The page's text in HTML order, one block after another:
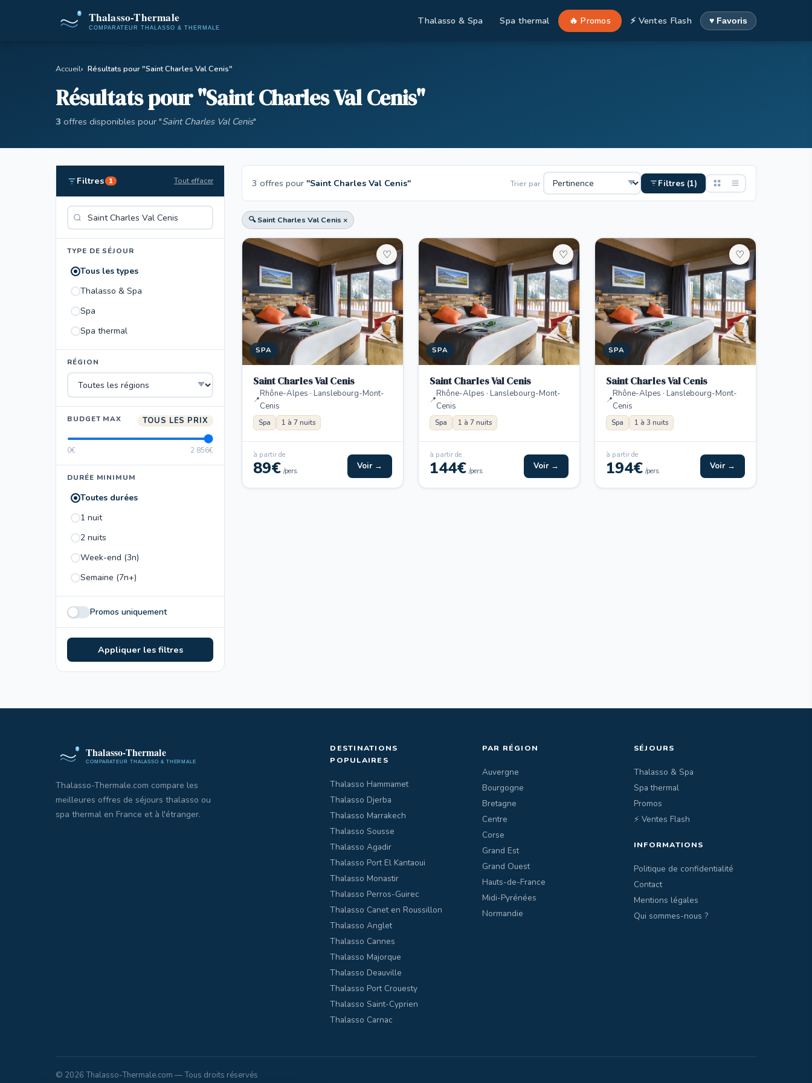
Thalasso & Spa Spa thermal 🔥 Promos ⚡ Ventes Flash ♥ Favoris
Accueil Résultats pour "Saint Charles Val Cenis"
Résultats pour "Saint Charles Val Cenis"
3 offres disponibles pour "Saint Charles Val Cenis"
Filtres 1 Tout effacer
TYPE DE SÉJOUR
Tous les types
Thalasso & Spa
Spa
Spa thermal
RÉGION
BUDGET MAX TOUS LES PRIX
0€ 2 856€
DURÉE MINIMUM
Toutes durées
1 nuit
2 nuits
Week-end (3n)
Semaine (7n+)
Promos uniquement
Appliquer les filtres
3 offres pour "Saint Charles Val Cenis" Trier par Filtres (1)
🔍 Saint Charles Val Cenis ×
SPA
♡
Saint Charles Val Cenis
Rhône-Alpes · Lanslebourg-Mont-
Cenis
Spa 1 à 7 nuits
à partir de
89€ /pers. Voir →
SPA
♡
Saint Charles Val Cenis
Rhône-Alpes · Lanslebourg-Mont-
Cenis
Spa 1 à 7 nuits
à partir de
144€ /pers. Voir →
SPA
♡
Saint Charles Val Cenis
Rhône-Alpes · Lanslebourg-Mont-
Cenis
Spa 1 à 3 nuits
à partir de
194€ /pers. Voir →
Thalasso-Thermale.com compare les
meilleures offres de séjours thalasso ou
spa thermal en France et à l'étranger.
DESTINATIONS
POPULAIRES
Thalasso Hammamet
Thalasso Djerba
Thalasso Marrakech
Thalasso Sousse
Thalasso Agadir
Thalasso Port El Kantaoui
Thalasso Monastir
Thalasso Perros-Guirec
Thalasso Canet en Roussillon
Thalasso Anglet
Thalasso Cannes
Thalasso Majorque
Thalasso Deauville
Thalasso Port Crouesty
Thalasso Saint-Cyprien
Thalasso Carnac
PAR RÉGION
Auvergne
Bourgogne
Bretagne
Centre
Corse
Grand Est
Grand Ouest
Hauts-de-France
Midi-Pyrénées
Normandie
SÉJOURS
Thalasso & Spa
Spa thermal
Promos
⚡ Ventes Flash
INFORMATIONS
Politique de confidentialité
Contact
Mentions légales
Qui sommes-nous ?
© 2026 Thalasso-Thermale.com — Tous droits réservés